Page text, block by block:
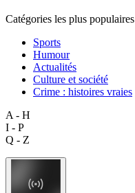
Catégories les plus populaires
Sports
Humour
Actualités
Culture et société
Crime : histoires vraies
A - H
I - P
Q - Z